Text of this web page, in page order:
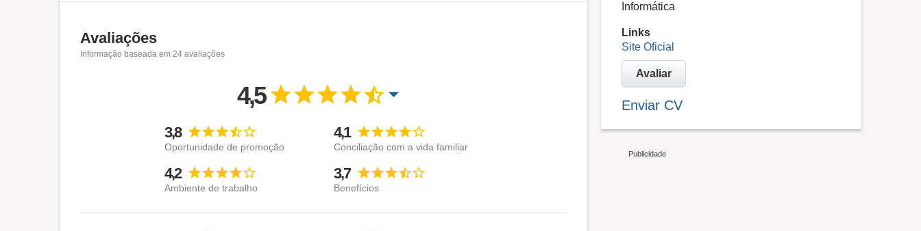
Avaliações
Informação baseada em 24 avaliações
4,5
3,8
Oportunidade de promoção
4,1
Conciliação com a vida familiar
4,2
Ambiente de trabalho
3,7
Benefícios
Informática
Links
Site Oficial
Avaliar
Enviar CV